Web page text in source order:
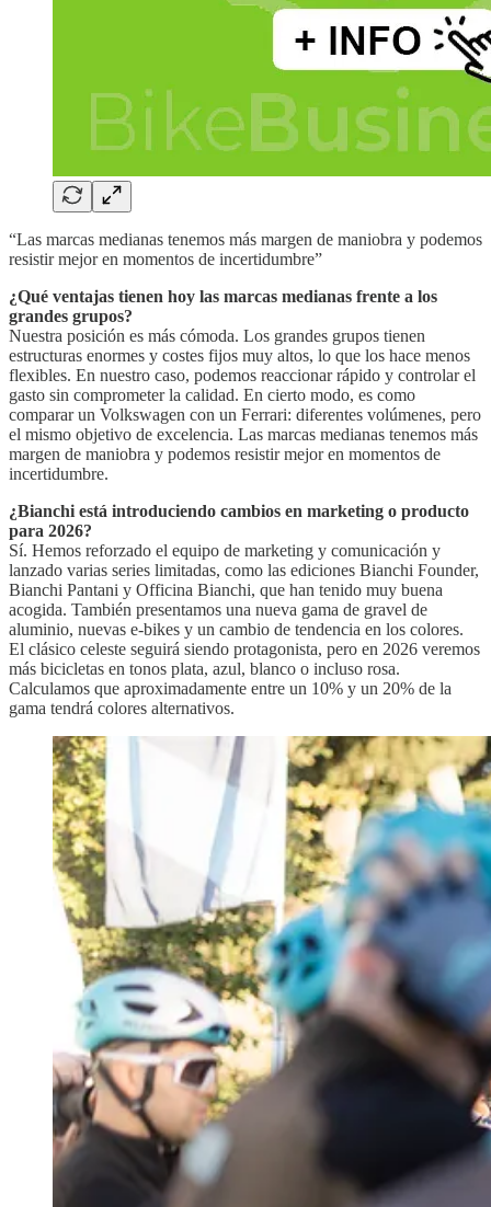
“Las marcas medianas tenemos más margen de maniobra y podemos
resistir mejor en momentos de incertidumbre”
¿Qué ventajas tienen hoy las marcas medianas frente a los
grandes grupos?
Nuestra posición es más cómoda. Los grandes grupos tienen
estructuras enormes y costes fijos muy altos, lo que los hace menos
flexibles. En nuestro caso, podemos reaccionar rápido y controlar el
gasto sin comprometer la calidad. En cierto modo, es como
comparar un Volkswagen con un Ferrari: diferentes volúmenes, pero
el mismo objetivo de excelencia. Las marcas medianas tenemos más
margen de maniobra y podemos resistir mejor en momentos de
incertidumbre.
¿Bianchi está introduciendo cambios en marketing o producto
para 2026?
Sí. Hemos reforzado el equipo de marketing y comunicación y
lanzado varias series limitadas, como las ediciones Bianchi Founder,
Bianchi Pantani y Officina Bianchi, que han tenido muy buena
acogida. También presentamos una nueva gama de gravel de
aluminio, nuevas e-bikes y un cambio de tendencia en los colores.
El clásico celeste seguirá siendo protagonista, pero en 2026 veremos
más bicicletas en tonos plata, azul, blanco o incluso rosa.
Calculamos que aproximadamente entre un 10% y un 20% de la
gama tendrá colores alternativos.